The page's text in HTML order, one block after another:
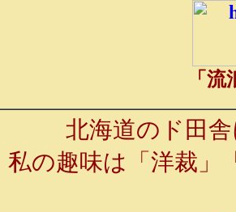
「
北海道のド田
私の趣味は「洋裁」